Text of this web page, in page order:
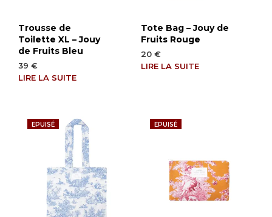
Trousse de
Toilette XL – Jouy
de Fruits Bleu
39 €
LIRE LA SUITE
Tote Bag – Jouy de
Fruits Rouge
20 €
LIRE LA SUITE
EPUISÉ EPUISÉ